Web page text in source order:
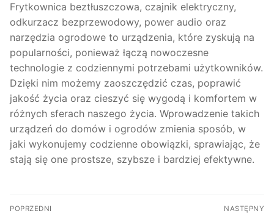
Frytkownica beztłuszczowa, czajnik elektryczny,
odkurzacz bezprzewodowy, power audio oraz
narzędzia ogrodowe to urządzenia, które zyskują na
popularności, ponieważ łączą nowoczesne
technologie z codziennymi potrzebami użytkowników.
Dzięki nim możemy zaoszczędzić czas, poprawić
jakość życia oraz cieszyć się wygodą i komfortem w
różnych sferach naszego życia. Wprowadzenie takich
urządzeń do domów i ogrodów zmienia sposób, w
jaki wykonujemy codzienne obowiązki, sprawiając, że
stają się one prostsze, szybsze i bardziej efektywne.
Nawigacja
POPRZEDNI NASTĘPNY